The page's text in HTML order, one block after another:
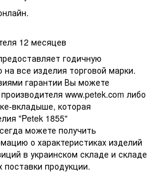
12 месяцев
годичную
все изделия торговой марки.
гарантии Вы можете
www.petek.com либо
вкладыше, которая
"Petek 1855"
можете получить
о характеристиках изделий
в украинском складе и складе
поставки продукции.